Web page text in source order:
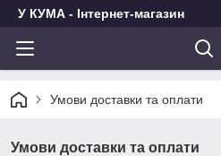
У КУМА - Інтернет-магазин
Умови доставки та оплати
Умови доставки та оплати